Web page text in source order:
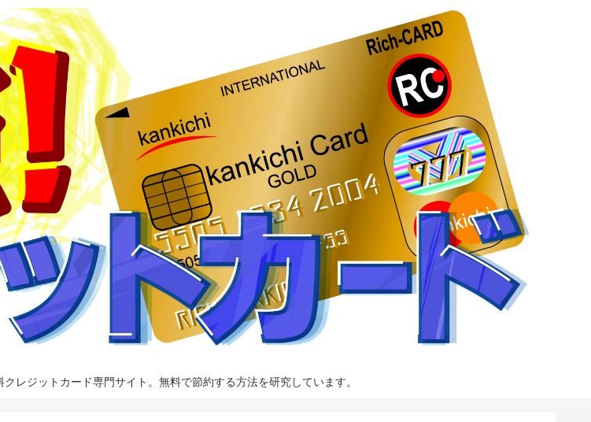
レジットカード専門サイト。無料で節約する方法を研究しています。